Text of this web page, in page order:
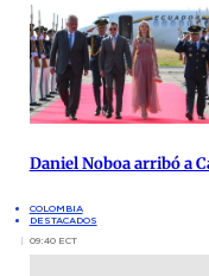
Daniel Noboa arribó a
COLOMBIA
DESTACADOS
09:40 ECT